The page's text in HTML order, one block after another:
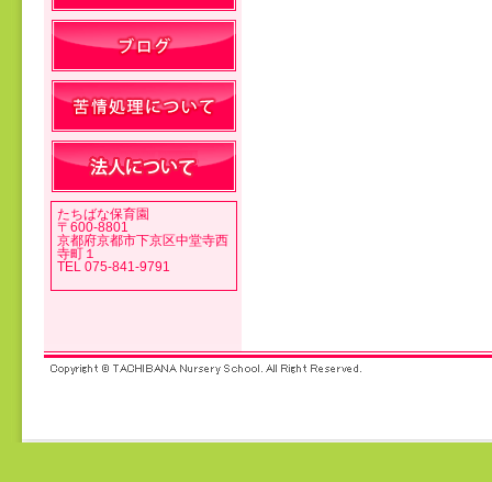
たちばな保育園
〒600-8801
京都府京都市下京区中堂寺西
寺町１
TEL 075-841-9791